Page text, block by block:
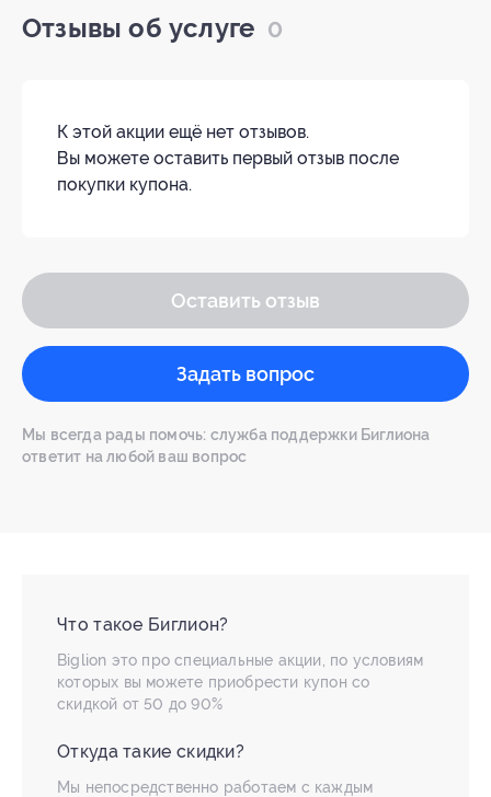
Отзывы об услуге 0
К этой акции ещё нет отзывов.
Вы можете оставить первый отзыв после
покупки купона.
Оставить отзыв
Задать вопрос
Мы всегда рады помочь: служба поддержки Биглиона
ответит на любой ваш вопрос
Что такое Биглион?
Biglion это про специальные акции, по условиям
которых вы можете приобрести купон со
скидкой от 50 до 90%
Откуда такие скидки?
Мы непосредственно работаем с каждым